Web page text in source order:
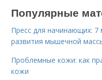
Популярные
Пресс для начинающих: 7
развития мышечной
Проблемные кожи: как
кожи